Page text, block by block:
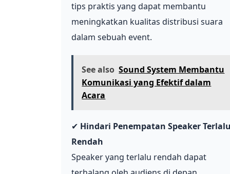
tips praktis yang dapat membantu
meningkatkan kualitas distribusi suara
dalam sebuah event.
See also Sound System Membantu
Komunikasi yang Efektif dalam
Acara
✔ Hindari Penempatan Speaker
Rendah
Speaker yang terlalu rendah dapat